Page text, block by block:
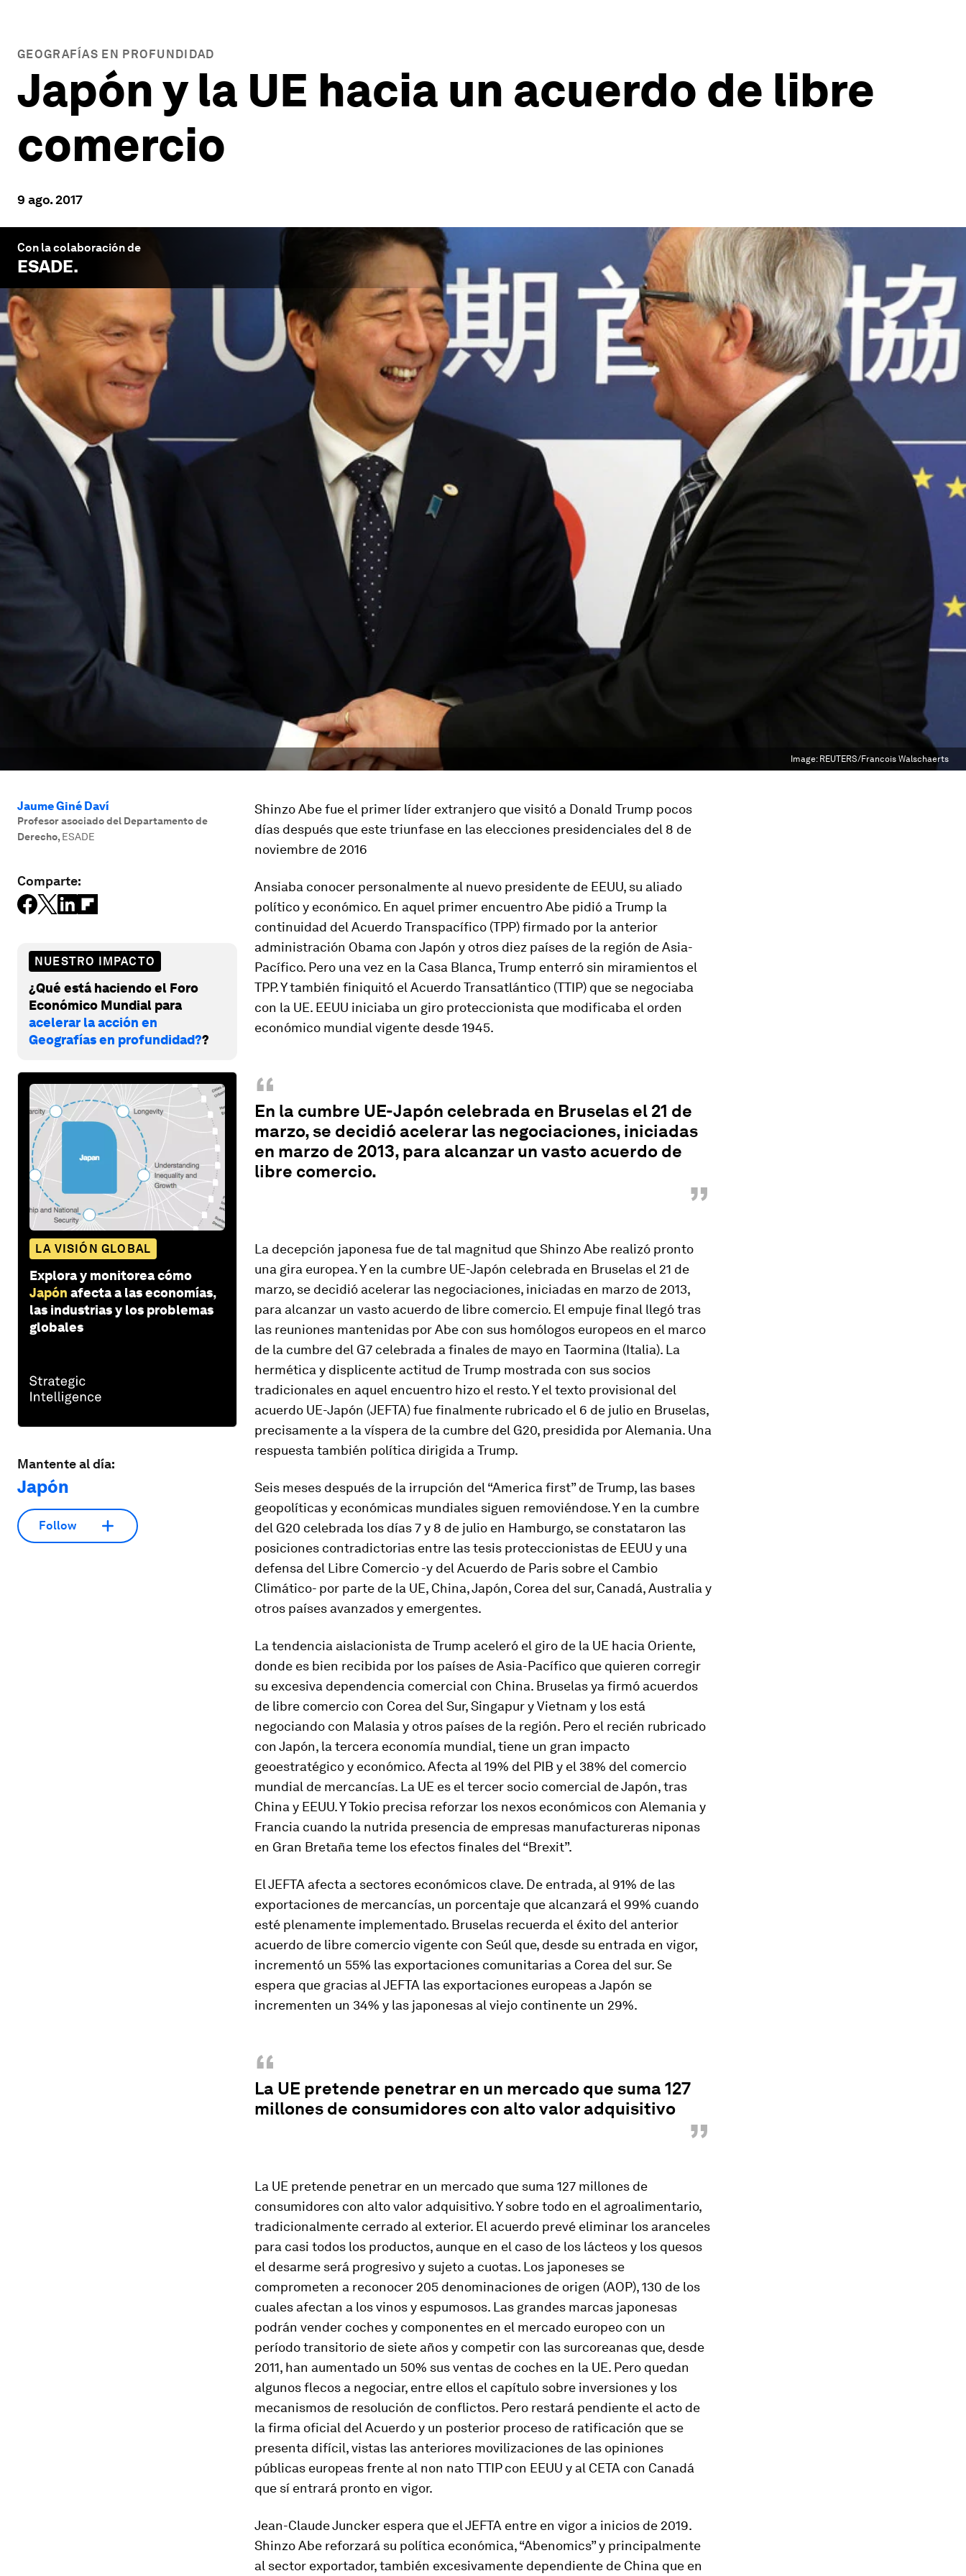
GEOGRAFÍAS EN PROFUNDIDAD
Japón y la UE hacia un acuerdo de libre
comercio
9 ago. 2017
Con la colaboración de
ESADE.
Image: REUTERS/Francois Walschaerts
Jaume Giné Daví
Profesor asociado del Departamento de
Derecho, ESADE
Comparte:
NUESTRO IMPACTO
¿Qué está haciendo el Foro
Económico Mundial para
acelerar la acción en
Geografías en profundidad??
LA VISIÓN GLOBAL
Explora y monitorea cómo
Japón afecta a las economías,
las industrias y los problemas
globales
Mantente al día:
Japón
Follow
Shinzo Abe fue el primer líder extranjero que visitó a Donald Trump pocos
días después que este triunfase en las elecciones presidenciales del 8 de
noviembre de 2016
Ansiaba conocer personalmente al nuevo presidente de EEUU, su aliado
político y económico. En aquel primer encuentro Abe pidió a Trump la
continuidad del Acuerdo Transpacífico (TPP) firmado por la anterior
administración Obama con Japón y otros diez países de la región de Asia-
Pacífico. Pero una vez en la Casa Blanca, Trump enterró sin miramientos el
TPP. Y también finiquitó el Acuerdo Transatlántico (TTIP) que se negociaba
con la UE. EEUU iniciaba un giro proteccionista que modificaba el orden
económico mundial vigente desde 1945.
“
En la cumbre UE-Japón celebrada en Bruselas el 21 de
marzo, se decidió acelerar las negociaciones, iniciadas
en marzo de 2013, para alcanzar un vasto acuerdo de
libre comercio.
”
La decepción japonesa fue de tal magnitud que Shinzo Abe realizó pronto
una gira europea. Y en la cumbre UE-Japón celebrada en Bruselas el 21 de
marzo, se decidió acelerar las negociaciones, iniciadas en marzo de 2013,
para alcanzar un vasto acuerdo de libre comercio. El empuje final llegó tras
las reuniones mantenidas por Abe con sus homólogos europeos en el marco
de la cumbre del G7 celebrada a finales de mayo en Taormina (Italia). La
hermética y displicente actitud de Trump mostrada con sus socios
tradicionales en aquel encuentro hizo el resto. Y el texto provisional del
acuerdo UE-Japón (JEFTA) fue finalmente rubricado el 6 de julio en Bruselas,
precisamente a la víspera de la cumbre del G20, presidida por Alemania. Una
respuesta también política dirigida a Trump.
Seis meses después de la irrupción del “America first” de Trump, las bases
geopolíticas y económicas mundiales siguen removiéndose. Y en la cumbre
del G20 celebrada los días 7 y 8 de julio en Hamburgo, se constataron las
posiciones contradictorias entre las tesis proteccionistas de EEUU y una
defensa del Libre Comercio -y del Acuerdo de Paris sobre el Cambio
Climático- por parte de la UE, China, Japón, Corea del sur, Canadá, Australia y
otros países avanzados y emergentes.
La tendencia aislacionista de Trump aceleró el giro de la UE hacia Oriente,
donde es bien recibida por los países de Asia-Pacífico que quieren corregir
su excesiva dependencia comercial con China. Bruselas ya firmó acuerdos
de libre comercio con Corea del Sur, Singapur y Vietnam y los está
negociando con Malasia y otros países de la región. Pero el recién rubricado
con Japón, la tercera economía mundial, tiene un gran impacto
geoestratégico y económico. Afecta al 19% del PIB y el 38% del comercio
mundial de mercancías. La UE es el tercer socio comercial de Japón, tras
China y EEUU. Y Tokio precisa reforzar los nexos económicos con Alemania y
Francia cuando la nutrida presencia de empresas manufactureras niponas
en Gran Bretaña teme los efectos finales del “Brexit”.
El JEFTA afecta a sectores económicos clave. De entrada, al 91% de las
exportaciones de mercancías, un porcentaje que alcanzará el 99% cuando
esté plenamente implementado. Bruselas recuerda el éxito del anterior
acuerdo de libre comercio vigente con Seúl que, desde su entrada en vigor,
incrementó un 55% las exportaciones comunitarias a Corea del sur. Se
espera que gracias al JEFTA las exportaciones europeas a Japón se
incrementen un 34% y las japonesas al viejo continente un 29%.
“
La UE pretende penetrar en un mercado que suma 127
millones de consumidores con alto valor adquisitivo
”
La UE pretende penetrar en un mercado que suma 127 millones de
consumidores con alto valor adquisitivo. Y sobre todo en el agroalimentario,
tradicionalmente cerrado al exterior. El acuerdo prevé eliminar los aranceles
para casi todos los productos, aunque en el caso de los lácteos y los quesos
el desarme será progresivo y sujeto a cuotas. Los japoneses se
comprometen a reconocer 205 denominaciones de origen (AOP), 130 de los
cuales afectan a los vinos y espumosos. Las grandes marcas japonesas
podrán vender coches y componentes en el mercado europeo con un
período transitorio de siete años y competir con las surcoreanas que, desde
2011, han aumentado un 50% sus ventas de coches en la UE. Pero quedan
algunos flecos a negociar, entre ellos el capítulo sobre inversiones y los
mecanismos de resolución de conflictos. Pero restará pendiente el acto de
la firma oficial del Acuerdo y un posterior proceso de ratificación que se
presenta difícil, vistas las anteriores movilizaciones de las opiniones
públicas europeas frente al non nato TTIP con EEUU y al CETA con Canadá
que sí entrará pronto en vigor.
Jean-Claude Juncker espera que el JEFTA entre en vigor a inicios de 2019.
Shinzo Abe reforzará su política económica, “Abenomics” y principalmente
al sector exportador, también excesivamente dependiente de China que en